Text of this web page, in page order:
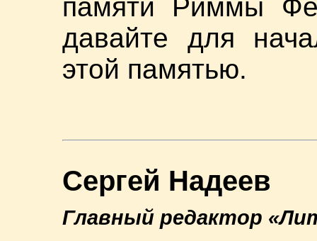
памяти Риммы
давайте для
этой памятью.
Сергей Надеев
Главный редактор